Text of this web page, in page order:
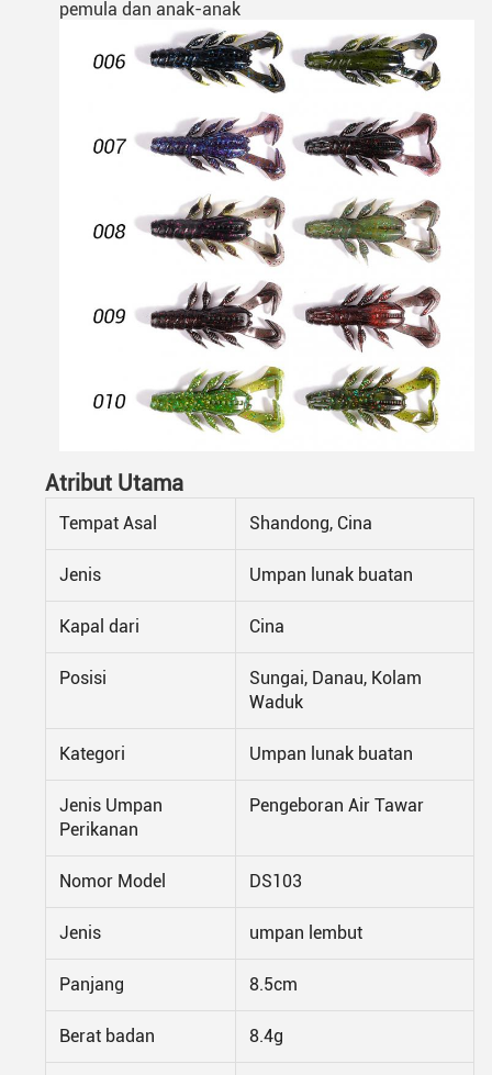
pemula dan anak-anak
Atribut Utama
Tempat Asal Shandong, Cina
Jenis Umpan lunak buatan
Kapal dari Cina
Posisi
Sungai, Danau, Kolam
Waduk
Kategori Umpan lunak buatan
Jenis Umpan
Perikanan
Pengeboran Air Tawar
Nomor Model DS103
Jenis umpan lembut
Panjang 8.5cm
Berat badan 8.4g